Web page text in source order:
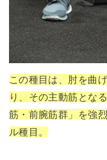
この種目は、肘を曲
り、その主動筋とな
筋・前腕筋群」を強
ル種目。